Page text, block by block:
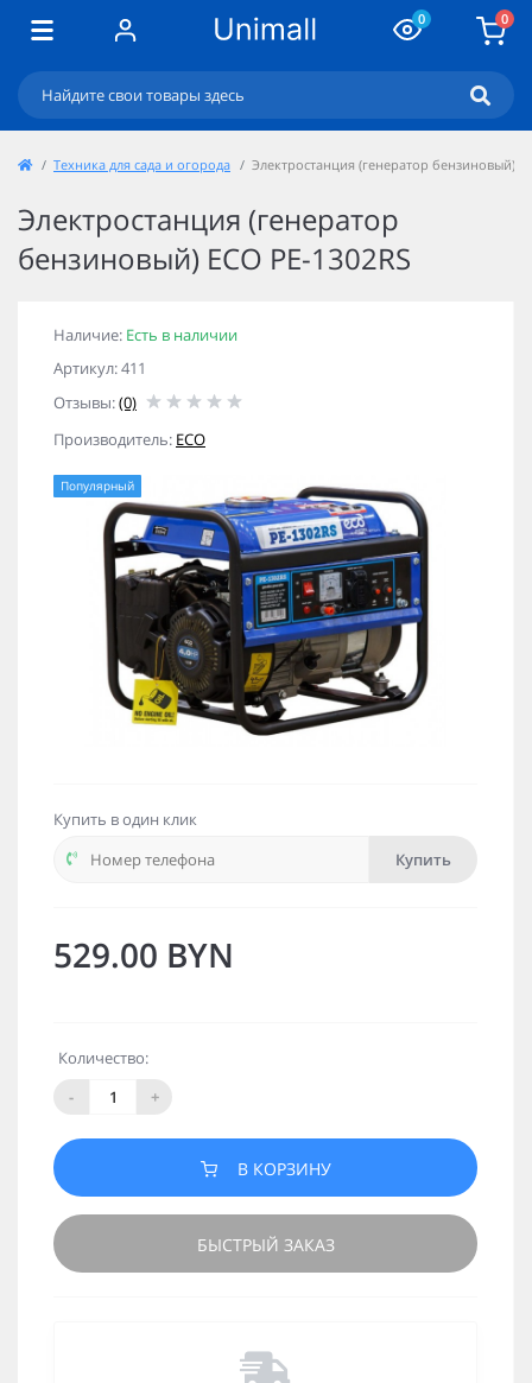
0 0
Техника для сада и огорода Электростанция (генератор бензиновый)
Электростанция (генератор
бензиновый) ECO PE-1302RS
Наличие: Есть в наличии
Артикул: 411
Отзывы:(0)
Производитель: ECO
Популярный
Купить в один клик
Купить
529.00 BYN
Количество:
-
+
В КОРЗИНУ
БЫСТРЫЙ ЗАКАЗ